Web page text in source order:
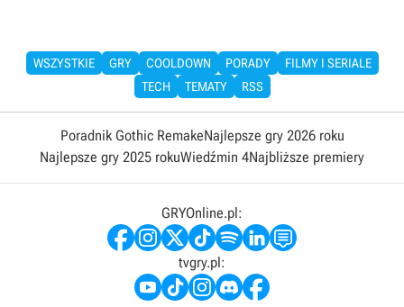
WSZYSTKIE GRY COOLDOWN PORADY
FILMY I SERIALE
TECH
TEMATY RSS
Poradnik Gothic RemakeNajlepsze gry 2026 roku
Najlepsze gry 2025 rokuWiedźmin 4Najbliższe premiery
GRYOnline.pl:
tvgry.pl: